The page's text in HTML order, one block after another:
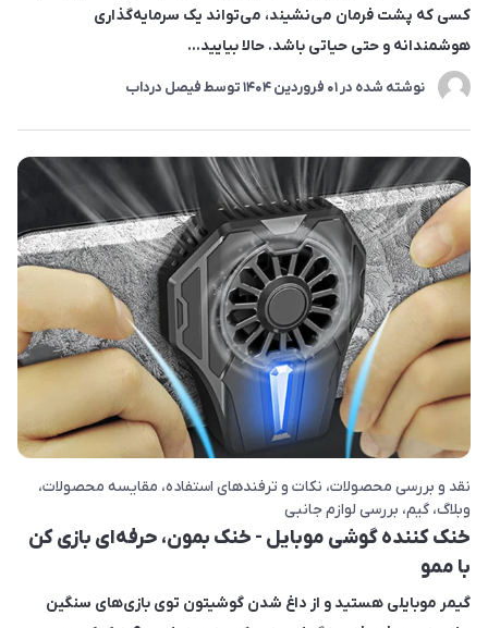
کسی که پشت فرمان می‌نشیند، می‌تواند یک سرمایه‌گذاری
هوشمندانه و حتی حیاتی باشد. حالا بیایید...
نوشته شده در 01 فروردین 1404 توسطفیصل درداب
نقد و بررسی محصولات نکات و ترفندهای استفاده مقایسه محصولات
وبلاگ گیم بررسی لوازم جانبی
خنک کننده گوشی موبایل - خنک بمون، حرفه‌ای بازی کن
با ممو
گیمر موبایلی هستید و از داغ شدن گوشیتون توی بازی‌های سنگین